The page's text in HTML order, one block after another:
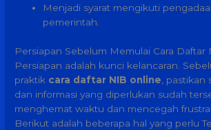
Menjadi syarat mengikuti
pemerintah.
Persiapan Sebelum Memulai Cara Daftar
Persiapan adalah kunci kelancaran.
praktik cara daftar NIB online ,
dan informasi yang diperlukan sudah
menghemat waktu dan mencegah
Berikut adalah beberapa hal yang perlu